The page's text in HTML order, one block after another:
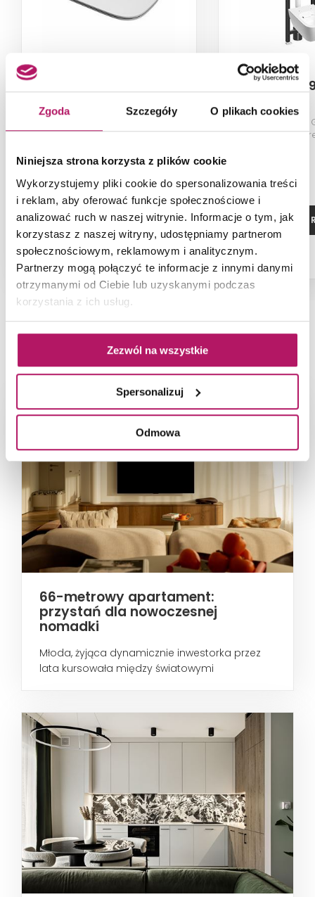
Zgoda Szczegóły O plikach cookies
Niniejsza strona korzysta z plików cookie
Wykorzystujemy pliki cookie do spersonalizowania treści
i reklam, aby oferować funkcje społecznościowe i
analizować ruch w naszej witrynie. Informacje o tym, jak
korzystasz z naszej witryny, udostępniamy partnerom
społecznościowym, reklamowym i analitycznym.
Partnerzy mogą połączyć te informacje z innymi danymi
otrzymanymi od Ciebie lub uzyskanymi podczas
korzystania z ich usług.
Zezwól na wszystkie
Spersonalizuj
Odmowa
antybakteryjna
512,50 PLN
ZOBACZ PRODUKT
Dostępność:na zamówienie
Koło
Zestaw Technic
ZOBACZ
NAJNOWSZE ARTYKUŁY
66-metrowy apartament:
przystań dla nowoczesnej
nomadki
Młoda, żyjąca dynamicznie inwestorka przez
lata kursowała między światowymi